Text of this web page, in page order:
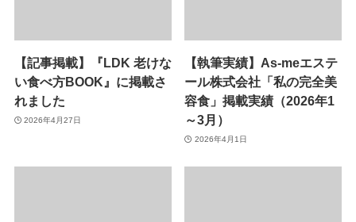
【記事掲載】『LDK 老けな
い食べ方BOOK』に掲載さ
れました
2026年4月27日
【執筆実績】As-meエステ
ール株式会社「私の完全美
容食」掲載実績（2026年1
～3月）
2026年4月1日